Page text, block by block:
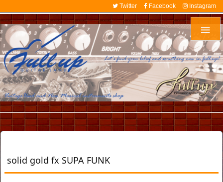

Twitter Facebook Instagram
solid gold fx SUPA FUNK